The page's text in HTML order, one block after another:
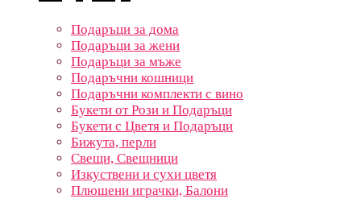
Подаръци за дома
Подаръци за жени
Подаръци за мъже
Подаръчни кошници
Подаръчни комплекти с вино
Букети от Рози и Подаръци
Букети с Цветя и Подаръци
Бижута, перли
Свещи, Свещници
Изкуствени и сухи цветя
Плюшени играчки, Балони